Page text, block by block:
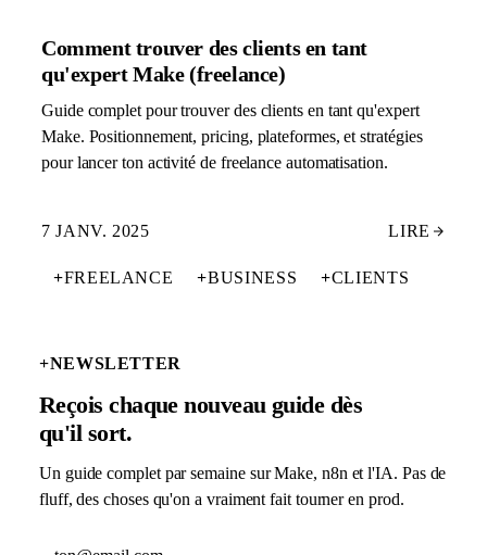
Comment trouver des clients en tant
qu'expert Make (freelance)
Guide complet pour trouver des clients en tant qu'expert
Make. Positionnement, pricing, plateformes, et stratégies
pour lancer ton activité de freelance automatisation.
7 JANV. 2025 LIRE
+FREELANCE +BUSINESS +CLIENTS
+NEWSLETTER
Reçois chaque nouveau guide dès
qu'il sort.
Un guide complet par semaine sur Make, n8n et l'IA. Pas de
fluff, des choses qu'on a vraiment fait tourner en prod.